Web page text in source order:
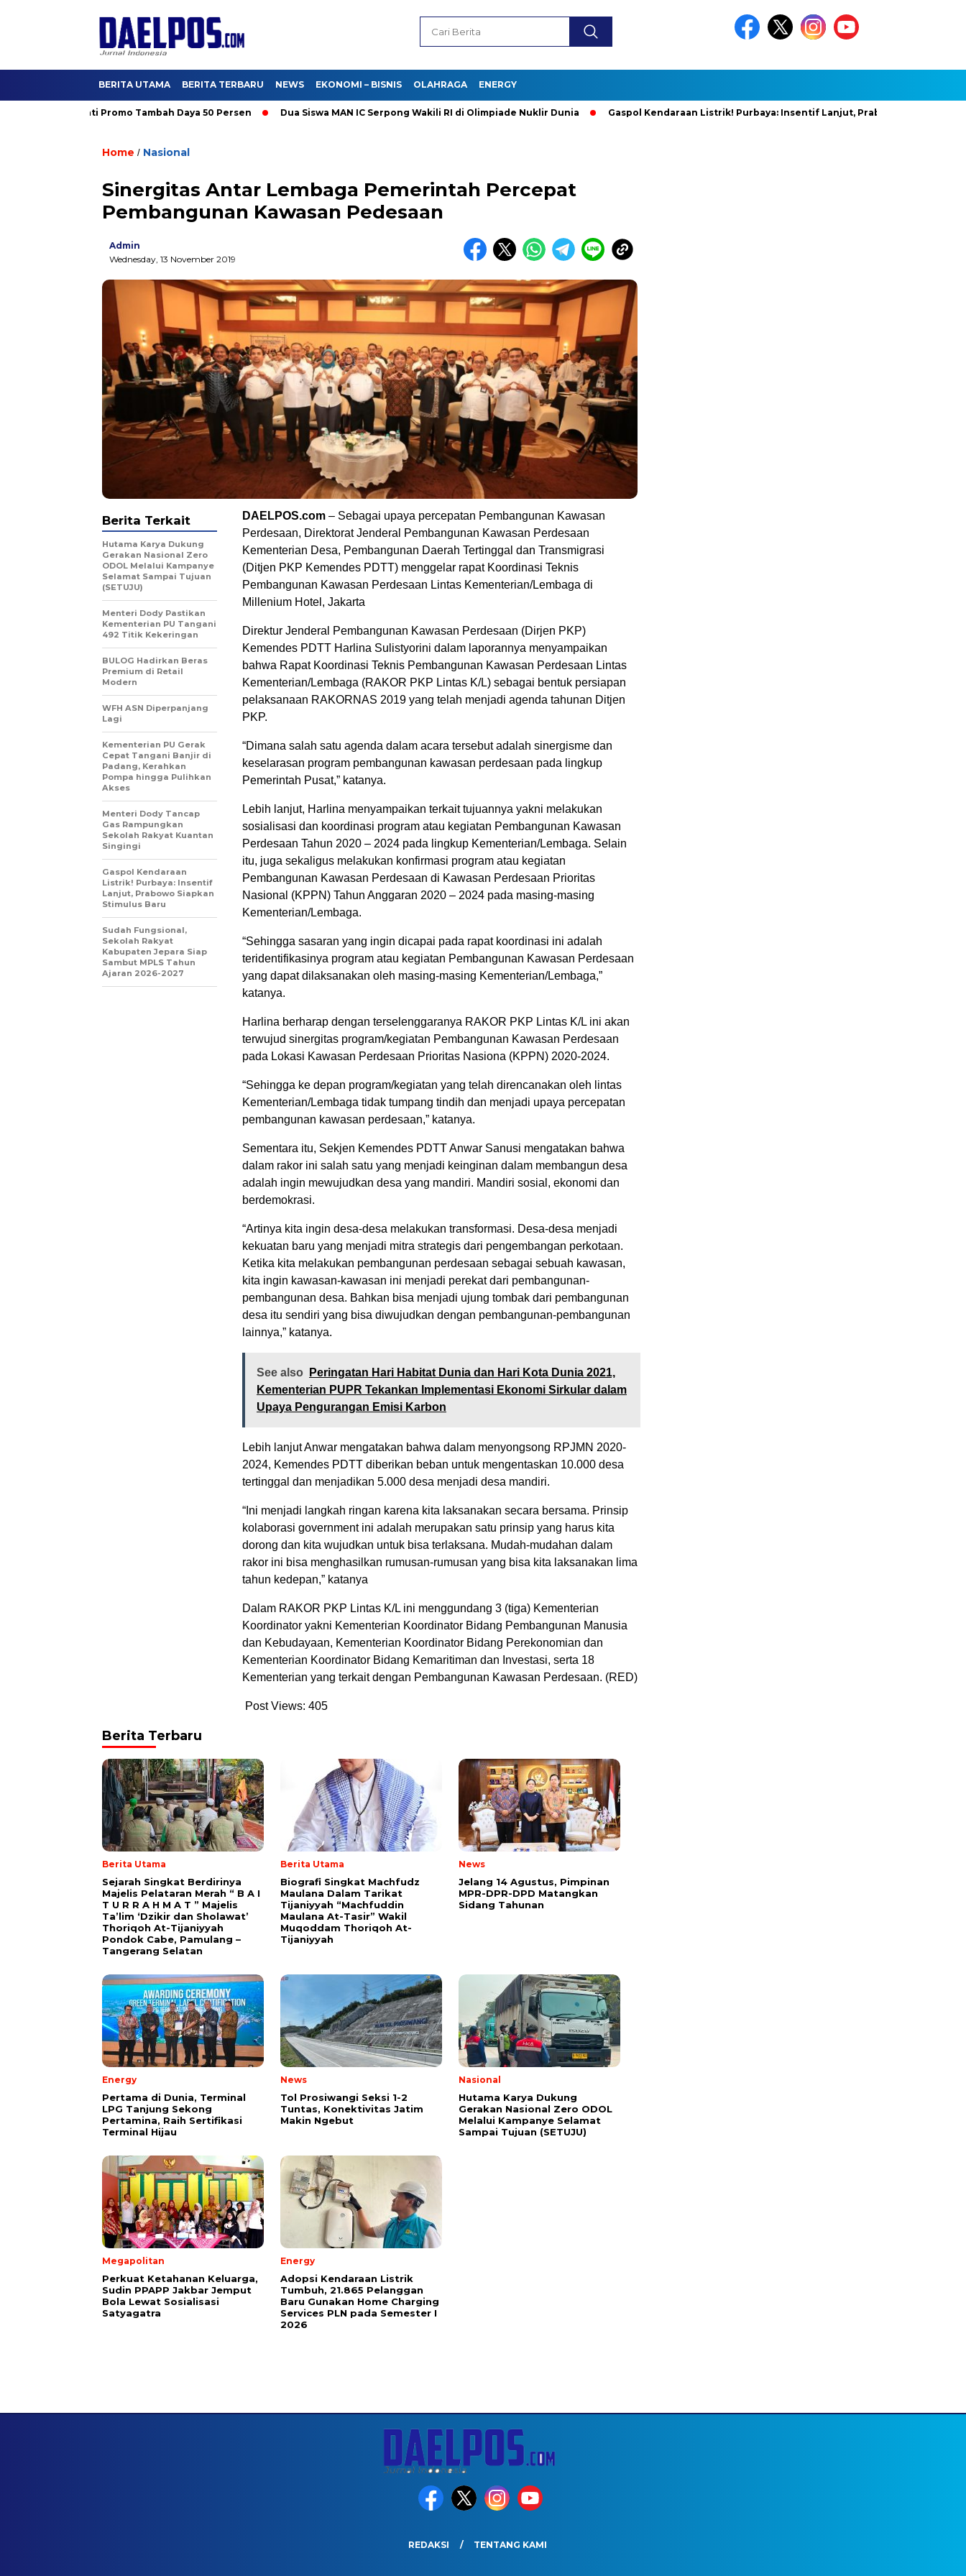
BERITA UTAMA BERITA TERBARU NEWS EKONOMI – BISNIS OLAHRAGA ENERGY
Nikmati Promo Tambah Daya 50 Persen Dua Siswa MAN IC Serpong Wakili RI di Olimpiade Nuklir Dunia Gaspol Kendaraan Listrik! Purbaya: Insentif Lanjut, Prabowo Siapkan Stimulus
Home / Nasional
Sinergitas Antar Lembaga Pemerintah Percepat
Pembangunan Kawasan Pedesaan
Admin
Wednesday, 13 November 2019
DAELPOS.com – Sebagai upaya percepatan Pembangunan Kawasan
Perdesaan, Direktorat Jenderal Pembangunan Kawasan Perdesaan
Kementerian Desa, Pembangunan Daerah Tertinggal dan Transmigrasi
(Ditjen PKP Kemendes PDTT) menggelar rapat Koordinasi Teknis
Pembangunan Kawasan Perdesaan Lintas Kementerian/Lembaga di
Millenium Hotel, Jakarta
Direktur Jenderal Pembangunan Kawasan Perdesaan (Dirjen PKP)
Kemendes PDTT Harlina Sulistyorini dalam laporannya menyampaikan
bahwa Rapat Koordinasi Teknis Pembangunan Kawasan Perdesaan Lintas
Kementerian/Lembaga (RAKOR PKP Lintas K/L) sebagai bentuk persiapan
pelaksanaan RAKORNAS 2019 yang telah menjadi agenda tahunan Ditjen
PKP.
“Dimana salah satu agenda dalam acara tersebut adalah sinergisme dan
keselarasan program pembangunan kawasan perdesaan pada lingkup
Pemerintah Pusat,” katanya.
Lebih lanjut, Harlina menyampaikan terkait tujuannya yakni melakukan
sosialisasi dan koordinasi program atau kegiatan Pembangunan Kawasan
Perdesaan Tahun 2020 – 2024 pada lingkup Kementerian/Lembaga. Selain
itu, juga sekaligus melakukan konfirmasi program atau kegiatan
Pembangunan Kawasan Perdesaan di Kawasan Perdesaan Prioritas
Nasional (KPPN) Tahun Anggaran 2020 – 2024 pada masing-masing
Kementerian/Lembaga.
“Sehingga sasaran yang ingin dicapai pada rapat koordinasi ini adalah
teridentifikasinya program atau kegiatan Pembangunan Kawasan Perdesaan
yang dapat dilaksanakan oleh masing-masing Kementerian/Lembaga,”
katanya.
Harlina berharap dengan terselenggaranya RAKOR PKP Lintas K/L ini akan
terwujud sinergitas program/kegiatan Pembangunan Kawasan Perdesaan
pada Lokasi Kawasan Perdesaan Prioritas Nasiona (KPPN) 2020-2024.
“Sehingga ke depan program/kegiatan yang telah direncanakan oleh lintas
Kementerian/Lembaga tidak tumpang tindih dan menjadi upaya percepatan
pembangunan kawasan perdesaan,” katanya.
Sementara itu, Sekjen Kemendes PDTT Anwar Sanusi mengatakan bahwa
dalam rakor ini salah satu yang menjadi keinginan dalam membangun desa
adalah ingin mewujudkan desa yang mandiri. Mandiri sosial, ekonomi dan
berdemokrasi.
“Artinya kita ingin desa-desa melakukan transformasi. Desa-desa menjadi
kekuatan baru yang menjadi mitra strategis dari pengembangan perkotaan.
Ketika kita melakukan pembangunan perdesaan sebagai sebuah kawasan,
kita ingin kawasan-kawasan ini menjadi perekat dari pembangunan-
pembangunan desa. Bahkan bisa menjadi ujung tombak dari pembangunan
desa itu sendiri yang bisa diwujudkan dengan pembangunan-pembangunan
lainnya,” katanya.
See also
Peringatan Hari Habitat Dunia dan Hari Kota Dunia 2021,
Kementerian PUPR Tekankan Implementasi Ekonomi Sirkular dalam
Upaya Pengurangan Emisi Karbon
Lebih lanjut Anwar mengatakan bahwa dalam menyongsong RPJMN 2020-
2024, Kemendes PDTT diberikan beban untuk mengentaskan 10.000 desa
tertinggal dan menjadikan 5.000 desa menjadi desa mandiri.
“Ini menjadi langkah ringan karena kita laksanakan secara bersama. Prinsip
kolaborasi government ini adalah merupakan satu prinsip yang harus kita
dorong dan kita wujudkan untuk bisa terlaksana. Mudah-mudahan dalam
rakor ini bisa menghasilkan rumusan-rumusan yang bisa kita laksanakan lima
tahun kedepan,” katanya
Dalam RAKOR PKP Lintas K/L ini menggundang 3 (tiga) Kementerian
Koordinator yakni Kementerian Koordinator Bidang Pembangunan Manusia
dan Kebudayaan, Kementerian Koordinator Bidang Perekonomian dan
Kementerian Koordinator Bidang Kemaritiman dan Investasi, serta 18
Kementerian yang terkait dengan Pembangunan Kawasan Perdesaan. (RED)
Post Views: 405
Berita Terkait
Hutama Karya Dukung
Gerakan Nasional Zero
ODOL Melalui Kampanye
Selamat Sampai Tujuan
(SETUJU)
Menteri Dody Pastikan
Kementerian PU Tangani
492 Titik Kekeringan
BULOG Hadirkan Beras
Premium di Retail
Modern
WFH ASN Diperpanjang
Lagi
Kementerian PU Gerak
Cepat Tangani Banjir di
Padang, Kerahkan
Pompa hingga Pulihkan
Akses
Menteri Dody Tancap
Gas Rampungkan
Sekolah Rakyat Kuantan
Singingi
Gaspol Kendaraan
Listrik! Purbaya: Insentif
Lanjut, Prabowo Siapkan
Stimulus Baru
Sudah Fungsional,
Sekolah Rakyat
Kabupaten Jepara Siap
Sambut MPLS Tahun
Ajaran 2026-2027
Berita Terbaru
Berita Utama
Sejarah Singkat Berdirinya
Majelis Pelataran Merah “ B A I
T U R R A H M A T ” Majelis
Ta’lim ‘Dzikir dan Sholawat’
Thoriqoh At-Tijaniyyah
Pondok Cabe, Pamulang –
Tangerang Selatan
Berita Utama
Biografi Singkat Machfudz
Maulana Dalam Tarikat
Tijaniyyah “Machfuddin
Maulana At-Tasir” Wakil
Muqoddam Thoriqoh At-
Tijaniyyah
News
Jelang 14 Agustus, Pimpinan
MPR-DPR-DPD Matangkan
Sidang Tahunan
Energy
Pertama di Dunia, Terminal
LPG Tanjung Sekong
Pertamina, Raih Sertifikasi
Terminal Hijau
News
Tol Prosiwangi Seksi 1-2
Tuntas, Konektivitas Jatim
Makin Ngebut
Nasional
Hutama Karya Dukung
Gerakan Nasional Zero ODOL
Melalui Kampanye Selamat
Sampai Tujuan (SETUJU)
Megapolitan
Perkuat Ketahanan Keluarga,
Sudin PPAPP Jakbar Jemput
Bola Lewat Sosialisasi
Satyagatra
Energy
Adopsi Kendaraan Listrik
Tumbuh, 21.865 Pelanggan
Baru Gunakan Home Charging
Services PLN pada Semester I
2026
REDAKSI TENTANG KAMI